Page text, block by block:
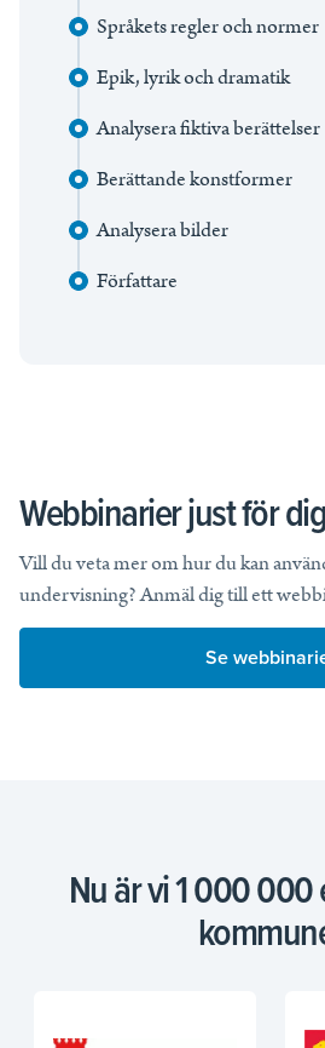
Språkets regler och normer
Epik, lyrik och dramatik
Analysera fiktiva berättelser
Berättande konstformer
Analysera bilder
Författare
Webbinarier just för dig
Vill du veta mer om hur du kan
undervisning? Anmäl dig till ett
Se
Nu är vi 1 000